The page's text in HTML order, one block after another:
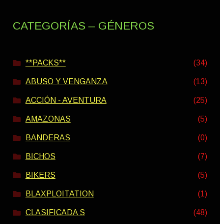
CATEGORÍAS – GÉNEROS
**PACKS** (34)
ABUSO Y VENGANZA (13)
ACCIÓN - AVENTURA (25)
AMAZONAS (5)
BANDERAS (0)
BICHOS (7)
BIKERS (5)
BLAXPLOITATION (1)
CLASIFICADA S (48)